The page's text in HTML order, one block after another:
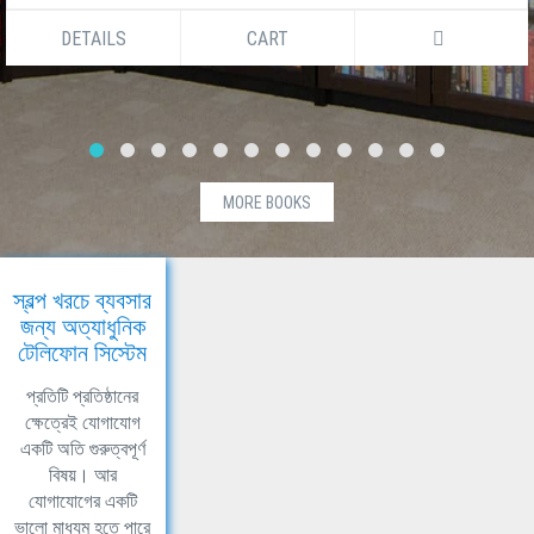
DETAILS
MORE BOOKS
স্বল্প খরচে ব্যবসার
জন্য অত্যাধুনিক
টেলিফোন সিস্টেম
প্রতিটি প্রতিষ্ঠানের
ক্ষেত্রেই যোগাযোগ
একটি অতি গুরুত্বপূর্ণ
বিষয়। আর
যোগাযোগের একটি
ভালো মাধ্যম হতে পারে